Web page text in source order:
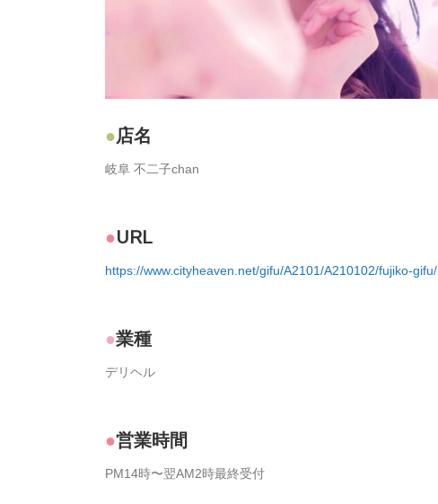
店名
岐阜 不二子chan
URL
https://www.cityheaven.net/gifu/A2101/A210102/fujiko-gifu/
業種
デリヘル
営業時間
PM14時〜翌AM2時最終受付